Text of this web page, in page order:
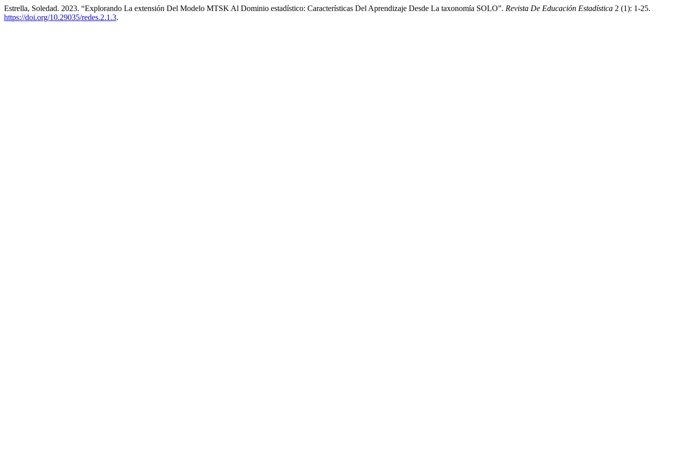
Estrella, Soledad. 2023. “Explorando La extensión Del Modelo MTSK Al Dominio estadístico: Características Del Aprendizaje Desde La taxonomía SOLO”. Revista De Educación Estadística 2 (1): 1-25.
https://doi.org/10.29035/redes.2.1.3.